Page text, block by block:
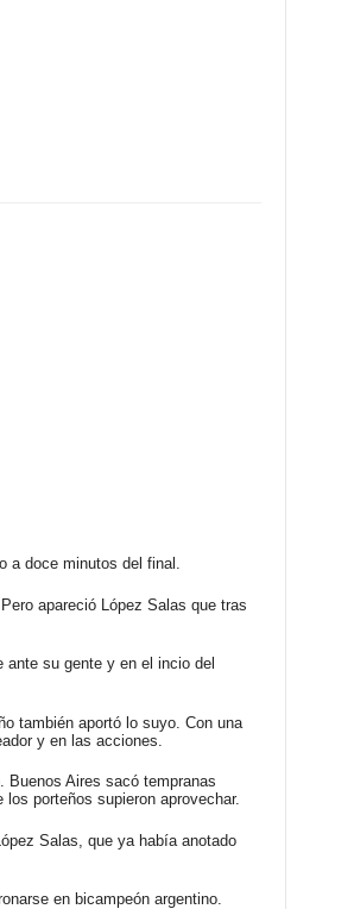
a doce minutos del final.
apareció López Salas que tras
su gente y en el incio del
también aportó lo suyo. Con una
y en las acciones.
Buenos Aires sacó tempranas
porteños supieron aprovechar.
Salas, que ya había anotado
en bicampeón argentino.